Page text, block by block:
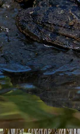
Copyright ©